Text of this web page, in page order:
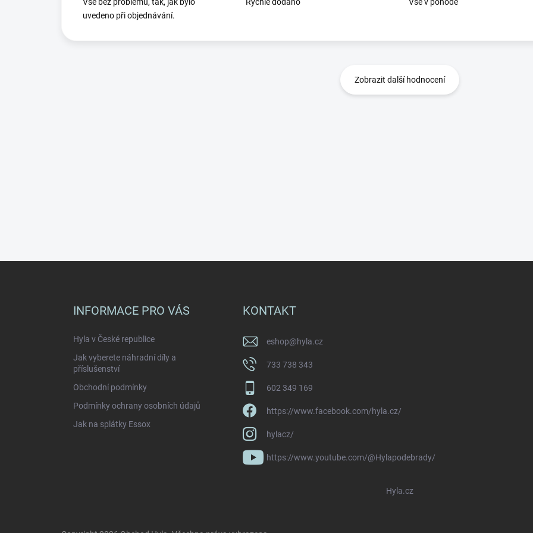
uvedeno při objednávání.
Zobrazit další hodnocení
INFORMACE PRO VÁS
Hyla v České republice
Jak vyberete náhradní díly a
příslušenství
Obchodní podmínky
Podmínky ochrany osobních údajů
Jak na splátky Essox
KONTAKT
eshop@hyla.cz
733 738 343
602 349 169
https://www.facebook.com/hyla.cz/
hylacz/
https://www.youtube.com/@Hylapodebrady/
Hyla.cz